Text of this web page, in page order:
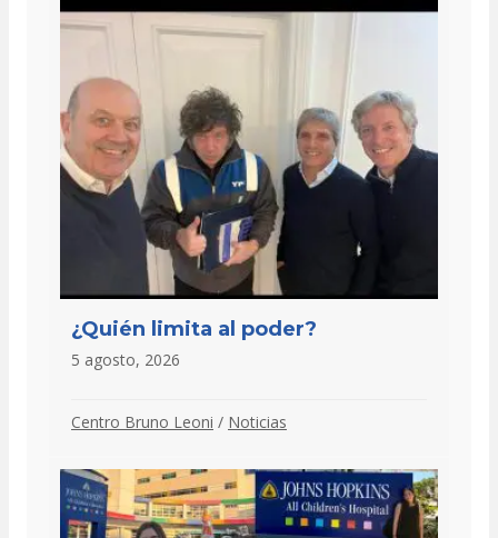
¿Quién limita al poder?
5 agosto, 2026
Centro Bruno Leoni / Noticias